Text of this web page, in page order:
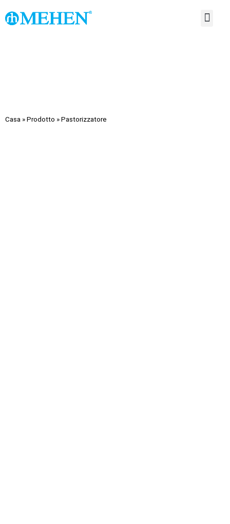
Casa »Prodotto »Pastorizzatore